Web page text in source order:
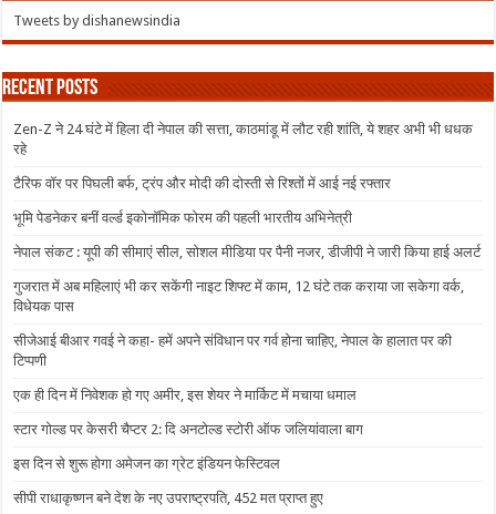
Tweets by dishanewsindia
Recent Posts
Zen-Z ने 24 घंटे में हिला दी नेपाल की सत्ता, काठमांडू में लौट रही शांति, ये शहर अभी भी धधक
रहे
टैरिफ वॉर पर पिघली बर्फ, ट्रंप और मोदी की दोस्ती से रिश्तों में आई नई रफ्तार
भूमि पेडनेकर बनीं वर्ल्ड इकोनॉमिक फोरम की पहली भारतीय अभिनेत्री
नेपाल संकट : यूपी की सीमाएं सील, सोशल मीडिया पर पैनी नजर, डीजीपी ने जारी किया हाई अलर्ट
गुजरात में अब महिलाएं भी कर सकेंगी नाइट शिफ्ट में काम, 12 घंटे तक कराया जा सकेगा वर्क,
विधेयक पास
सीजेआई बीआर गवई ने कहा- हमें अपने संविधान पर गर्व होना चाहिए, नेपाल के हालात पर की
टिप्पणी
एक ही दिन में निवेशक हो गए अमीर, इस शेयर ने मार्किट में मचाया धमाल
स्टार गोल्ड पर केसरी चैप्टर 2: दि अनटोल्ड स्टोरी ऑफ जलियांवाला बाग
इस दिन से शुरू होगा अमेजन का ग्रेट इंडियन फेस्टिवल
सीपी राधाकृष्णन बने देश के नए उपराष्ट्रपति, 452 मत प्राप्त हुए